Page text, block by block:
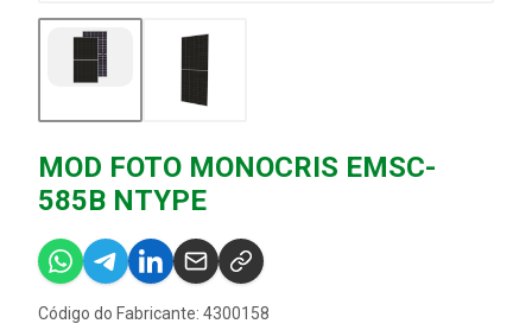
MOD FOTO MONOCRIS EMSC-
585B NTYPE
Código do Fabricante: 4300158